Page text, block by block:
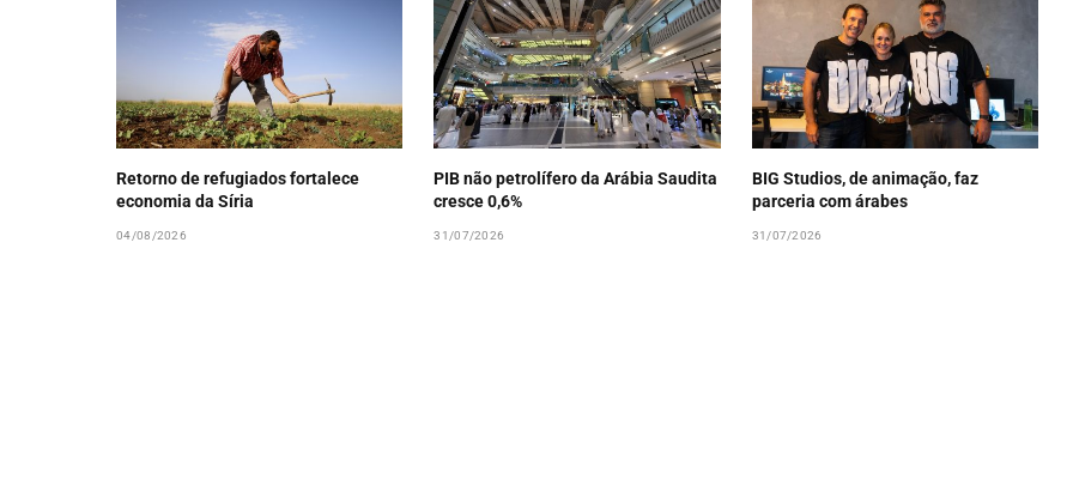
Retorno de refugiados fortalece
economia da Síria
04/08/2026
PIB não petrolífero da Arábia Saudita
cresce 0,6%
31/07/2026
BIG Studios, de animação, faz
parceria com árabes
31/07/2026